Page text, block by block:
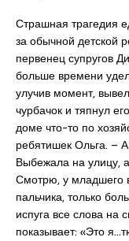
Страшная трагедия
за обычной детской
первенец супругов
больше времени
улучив момент,
чурбачок и тяпнул
доме что-то по
ребятишек Ольга. –
Выбежала на улицу,
Смотрю, у младшего
пальчика, только
испуга все слова на
показывает: «Это